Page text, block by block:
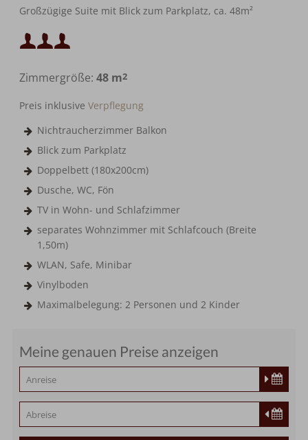
Mindestbelegung:
Maximalbelegung:
Großzügige Suite mit Blick zum Parkplatz, ca. 48m²
Mindestbelegung:
Maximalbelegung:
oder
Zimmergröße:48 m2
Preis inklusive Verpflegung
Nichtraucherzimmer Balkon
Blick zum Parkplatz
Doppelbett (180x200cm)
Dusche, WC, Fön
TV in Wohn- und Schlafzimmer
separates Wohnzimmer mit Schlafcouch (Breite
1,50m)
WLAN, Safe, Minibar
Vinylboden
Maximalbelegung: 2 Personen und 2 Kinder
Meine genauen Preise anzeigen